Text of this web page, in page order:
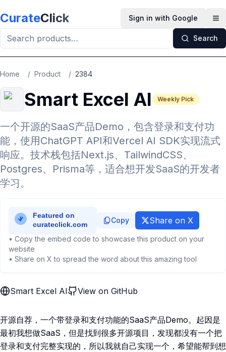
CurateClick Sign in with Google
Search
Home / Product / 2384
Smart Excel AI Weekly Pick
一个开源的SaaS产品Demo，包含登录和支付功
能，使用ChatGPT API和Vercel AI SDK实现流式
响应。技术栈包括Next.js、TailwindCSS、
Postgres、Prisma等，适合想开发SaaS的开发者
学习。
Copy Share on X
• Copy the embed code to showcase this product on your
website
• Share on X to spread the word about this amazing tool
Smart Excel AI View on GitHub
开源自荐，一个带登录和支付功能的SaaS产品Demo。起因是
最初我想做SaaS，但是找到很多开源项目，发现都没有一个把
登录和支付完整实现的，所以我就自己实现一个，希望能帮到想